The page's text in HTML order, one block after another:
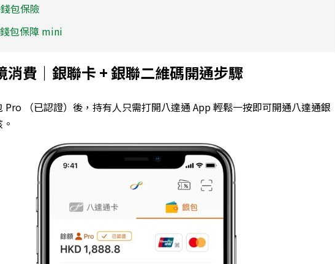
包保險
包保障 mini
消費｜銀聯卡 + 銀聯二維碼開通步驟
Pro （已認證）後，持有人只需打開八達通 App 輕鬆一按即可開通八達通銀